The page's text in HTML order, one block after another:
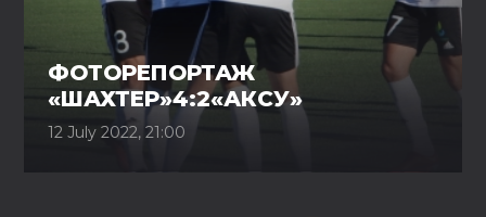
ФОТОРЕПОРТАЖ
«ШАХТЕР»4:2«АКСУ»
12 July 2022, 21:00